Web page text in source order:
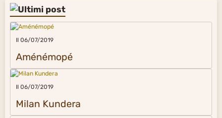
Il 06/07/2019
Aménémopé
Il 06/07/2019
Milan Kundera